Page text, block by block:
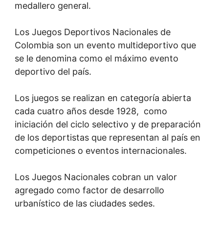
medallero general.
Los Juegos Deportivos Nacionales de
Colombia son un evento multideportivo que
se le denomina como el máximo evento
deportivo del país.
Los juegos se realizan en categoría abierta
cada cuatro años desde 1928, como
iniciación del ciclo selectivo y de preparación
de los deportistas que representan al país en
competiciones o eventos internacionales.
Los Juegos Nacionales cobran un valor
agregado como factor de desarrollo
urbanístico de las ciudades sedes.